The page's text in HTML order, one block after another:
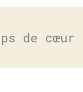
de cœur